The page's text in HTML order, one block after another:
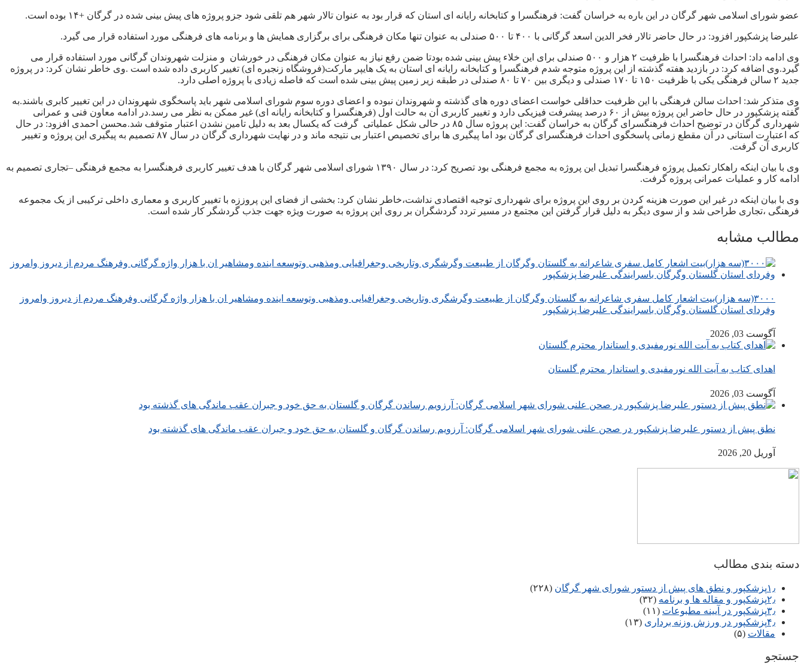
عضو شورای اسلامی شهر گرگان در این باره به خراسان گفت: فرهنگسرا و کتابخانه رایانه ای استان که قرار بود به عنوان تالار شهر هم تلقی شود جزو پروژه های پیش بینی شده در گرگان +۱۴ بوده است.
علیرضا پزشکپور افزود: در حال حاضر تالار فخر الدین اسعد گرگانی با ۴۰۰ تا ۵۰۰ صندلی به عنوان تنها مکان فرهنگی برای برگزاری همایش ها و برنامه های فرهنگی مورد استفاده قرار می گیرد.
وی ادامه داد: احداث فرهنگسرا با ظرفیت ۲ هزار و ۵۰۰ صندلی برای این خلاء پیش بینی شده بودتا ضمن رفع نیاز به عنوان مکان فرهنگی در خورشان و منزلت شهروندان گرگانی مورد استفاده قرار می
گیرد.وی اضافه کرد: در بازدید هفته گذشته از این پروژه متوجه شدم فرهنگسرا و کتابخانه رایانه ای استان به یک هایپر مارکت(فروشگاه زنجیره ای) تغییر کاربری داده شده است .وی خاطر نشان کرد: در پروژه
جدید ۲ سالن فرهنگی یکی با ظرفیت ۱۵۰ تا ۱۷۰ صندلی و دیگری بین ۷۰ تا ۸۰ صندلی در طبقه زیر زمین پیش بینی شده است که فاصله زیادی با پروژه اصلی دارد.
وی متذکر شد: احداث سالن فرهنگی با این ظرفیت حداقلی خواست اعضای دوره های گذشته و شهروندان نبوده و اعضای دوره سوم شورای اسلامی شهر باید پاسخگوی شهروندان در این تغییر کابری باشند.به
گفته پزشکپور در حال حاضر این پروژه بیش از ۶۰ درصد پیشرفت فیزیکی دارد و تغییر کاربری آن به حالت اول (فرهنگسرا و کتابخانه رایانه ای) غیر ممکن به نظر می رسد.در ادامه معاون فنی و عمرانی
شهرداری گرگان در توضیح احداث فرهنگسرای گرگان به خراسان گفت: این پروژه سال ۸۵ در حالی شکل عملیاتی گرفت که یکسال بعد به دلیل تامین نشدن اعتبار متوقف شد.محسن احمدی افزود: در حال
که اعتبارت استانی در آن مقطع زمانی پاسخگوی احداث فرهنگسرای گرگان بود اما پیگیری ها برای تخصیص اعتبار بی نتیجه ماند و در نهایت شهرداری گرگان در سال ۸۷ تصمیم به پیگیری این پروژه و تغییر
کاربری آن گرفت.
وی با بیان اینکه راهکار تکمیل پروژه فرهنگسرا تبدیل این پروژه به مجمع فرهنگی بود تصریح کرد: در سال ۱۳۹۰ شورای اسلامی شهر گرگان با هدف تغییر کاربری فرهنگسرا به مجمع فرهنگی –تجاری تصمیم به
ادامه کار و عملیات عمرانی پروژه گرفت.
وی با بیان اینکه در غیر این صورت هزینه کردن بر روی این پروژه برای شهرداری توجیه اقتصادی نداشت،خاطر نشان کرد: بخشی از فضای این پروززه با تغییر کاربری و معماری داخلی ترکیبی از یک مجموعه
فرهنگی ،تجاری طراحی شد و از سوی دیگر به دلیل قرار گرفتن این مجتمع در مسیر تردد گردشگران بر روی این پروژه به صورت ویژه جهت جذب گردشگر کار شده است.
مطالب مشابه
۳۰۰۰(سه هزار)بیت اشعار کامل سفری شاعرانه به گلستان وگرگان از طبیعت وگرشگری وتاریخی وجغرافیایی ومذهبی وتوسعه اینده ومشاهیر ان با هزار واژه گرگانی وفرهنگ مردم از دیروز وامروز
وفردای استان گلستان وگرگان باسرایندگی علیرضا پزشکپور
آگوست 03, 2026
اهدای کتاب به آیت الله نورمفیدی و استاندار محترم گلستان
آگوست 03, 2026
نطق پیش از دستور علیرضا پزشکپور در صحن علنی شورای شهر اسلامی گرگان: آرزویم رساندن گرگان و گلستان به حق خود و جبران عقب ماندگی های گذشته بود
آوریل 20, 2026
دسته بندی مطالب
۱٫پزشکپور و نطق های پیش از دستور شورای شهر گرگان
(۲۲۸)
۲٫پزشکپور و مقاله ها و برنامه
(۳۲)
۳٫پزشکپور در آیینه مطبوعات
(۱۱)
۴٫پزشکپور در ورزش وزنه برداری
(۱۳)
مقالات (۵)
جستجو